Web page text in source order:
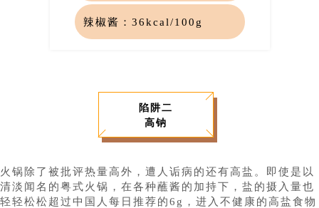
辣椒酱： 36kcal/100g
陷阱二
高钠
火锅除了被批评热量高外，遭人诟病的还有高盐。即使是以
清淡闻名的粤式火锅，在各种蘸酱的加持下，盐的摄入量也
轻轻松松超过中国人每日推荐的6g，进入不健康的高盐食物